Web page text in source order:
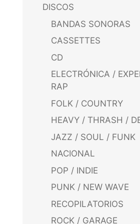
DISCOS
BANDAS SONORAS
CASSETTES
CD
ELECTRÓNICA /
RAP
FOLK / COUNTRY
HEAVY / THRASH /
JAZZ / SOUL / FUNK
NACIONAL
POP / INDIE
PUNK / NEW WAVE
RECOPILATORIOS
ROCK / GARAGE